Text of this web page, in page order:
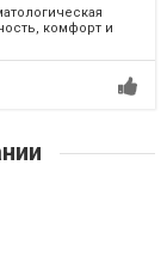
комфорт и